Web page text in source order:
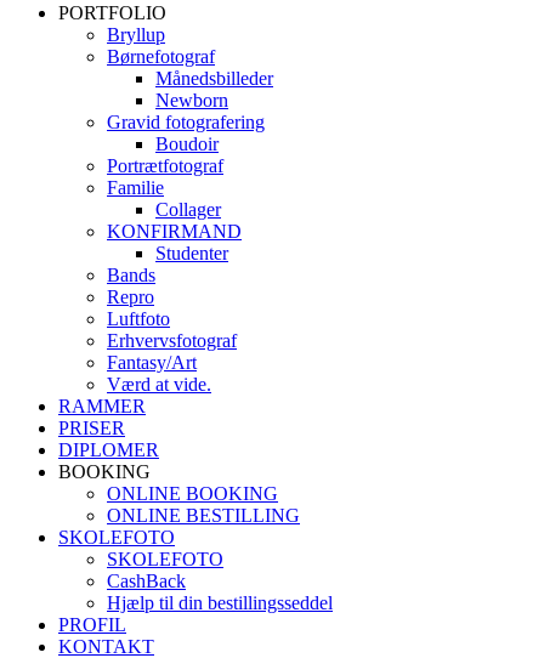
PORTFOLIO
Bryllup
Børnefotograf
Månedsbilleder
Newborn
Gravid fotografering
Boudoir
Portrætfotograf
Familie
Collager
KONFIRMAND
Studenter
Bands
Repro
Luftfoto
Erhvervsfotograf
Fantasy/Art
Værd at vide.
RAMMER
PRISER
DIPLOMER
BOOKING
ONLINE BOOKING
ONLINE BESTILLING
SKOLEFOTO
SKOLEFOTO
CashBack
Hjælp til din bestillingsseddel
PROFIL
KONTAKT